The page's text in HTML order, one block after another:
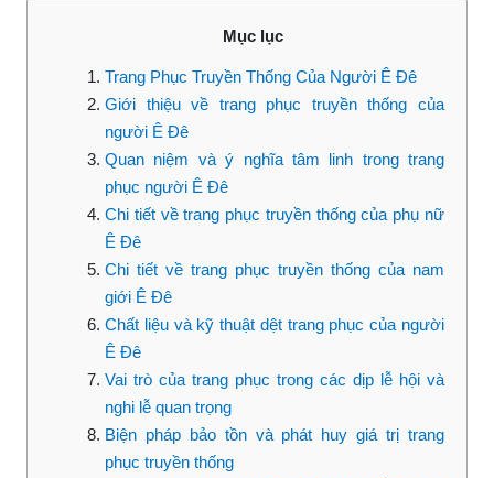
Mục lục
Trang Phục Truyền Thống Của Người Ê Đê
Giới thiệu về trang phục truyền thống của
người Ê Đê
Quan niệm và ý nghĩa tâm linh trong trang
phục người Ê Đê
Chi tiết về trang phục truyền thống của phụ nữ
Ê Đê
Chi tiết về trang phục truyền thống của nam
giới Ê Đê
Chất liệu và kỹ thuật dệt trang phục của người
Ê Đê
Vai trò của trang phục trong các dịp lễ hội và
nghi lễ quan trọng
Biện pháp bảo tồn và phát huy giá trị trang
phục truyền thống